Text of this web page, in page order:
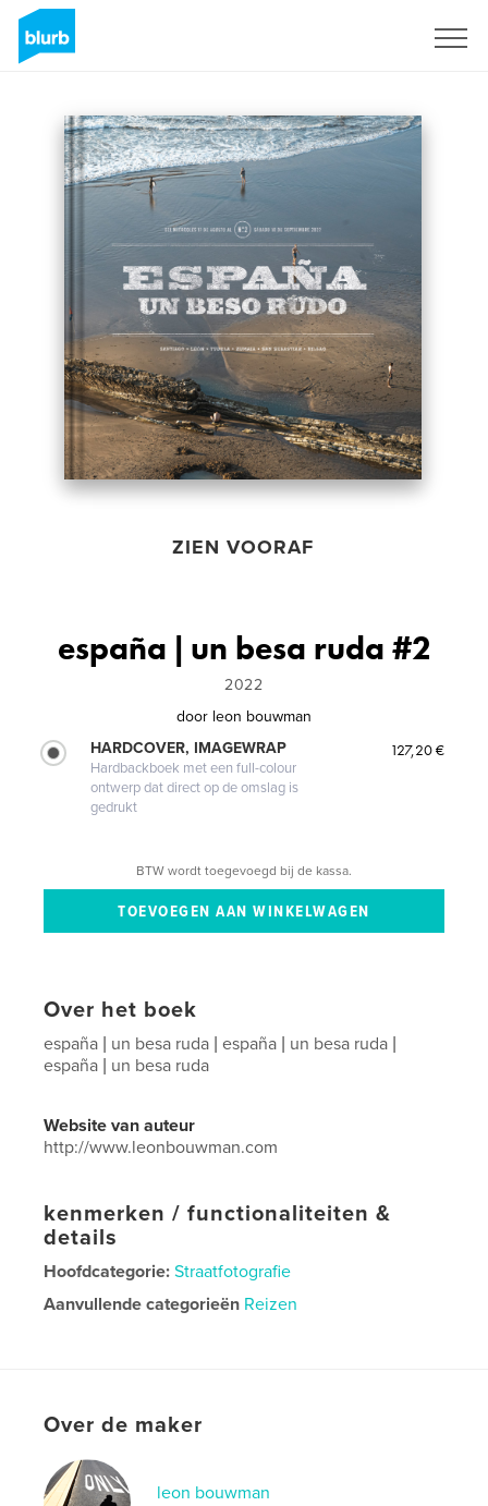
ZIEN VOORAF
españa | un besa ruda #2
2022
door leon bouwman
HARDCOVER, IMAGEWRAP
Hardbackboek met een full-colour
ontwerp dat direct op de omslag is
gedrukt
127,20 €
BTW wordt toegevoegd bij de kassa.
Over het boek
españa | un besa ruda | españa | un besa ruda |
españa | un besa ruda
Website van auteur
http://www.leonbouwman.com
kenmerken / functionaliteiten &
details
Hoofdcategorie: Straatfotografie
Aanvullende categorieën Reizen
TaalSpanish
Over de maker
leon bouwman